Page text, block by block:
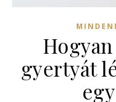
gyertyát